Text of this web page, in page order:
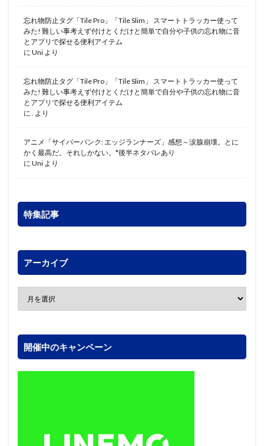
忘れ物防止タグ「Tile Pro」「Tile Slim」 スマートトラッカー使って
みた! 難しい事考えず付けとくだけと簡単で自分や子供の忘れ物に音
とアプリで探せる便利アイテム
に Uni より
忘れ物防止タグ「Tile Pro」「Tile Slim」 スマートトラッカー使って
みた! 難しい事考えず付けとくだけと簡単で自分や子供の忘れ物に音
とアプリで探せる便利アイテム
に . より
アニメ「サイバーパンク: エッジランナーズ」感想～涙腺崩壊。とに
かく最高だ。それしかない。*後半ネタバレあり
に Uni より
特集記事
アーカイブ
開催中のキャンペーン